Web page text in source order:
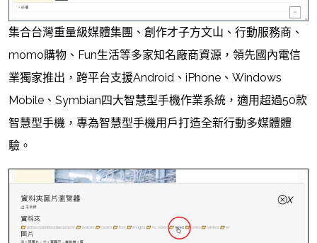
集合台灣重量級媒體集團、創作才子方文山、行動服務商、
momo購物、Fun生活等多家知名廠商資源，領先國內電信
業獨家推出，跨平台支援Android、iPhone、Windows
Mobile、Symbian四大智慧型手機作業系統，適用超過50款
智慧型手機，專為智慧型手機用戶打造全新行動多媒體體
驗。